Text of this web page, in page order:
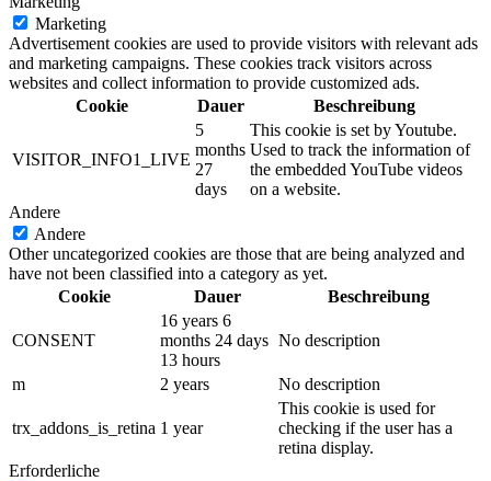
Marketing
Advertisement cookies are used to provide visitors with relevant ads
and marketing campaigns. These cookies track visitors across
websites and collect information to provide customized ads.
Cookie
Dauer Beschreibung
VISITOR_INFO1_LIVE
5
months
27
days
This cookie is set by Youtube.
Used to track the information of
the embedded YouTube videos
on a website.
Andere
Andere
Other uncategorized cookies are those that are being analyzed and
have not been classified into a category as yet.
Cookie
Dauer Beschreibung
CONSENT
16 years 6
months 24 days
13 hours
No description
m 2 years No description
trx_addons_is_retina 1 year
This cookie is used for
checking if the user has a
retina display.
Erforderliche